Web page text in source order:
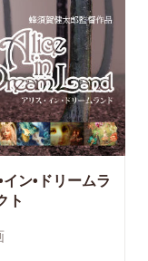
ン•ドリームラ
ト